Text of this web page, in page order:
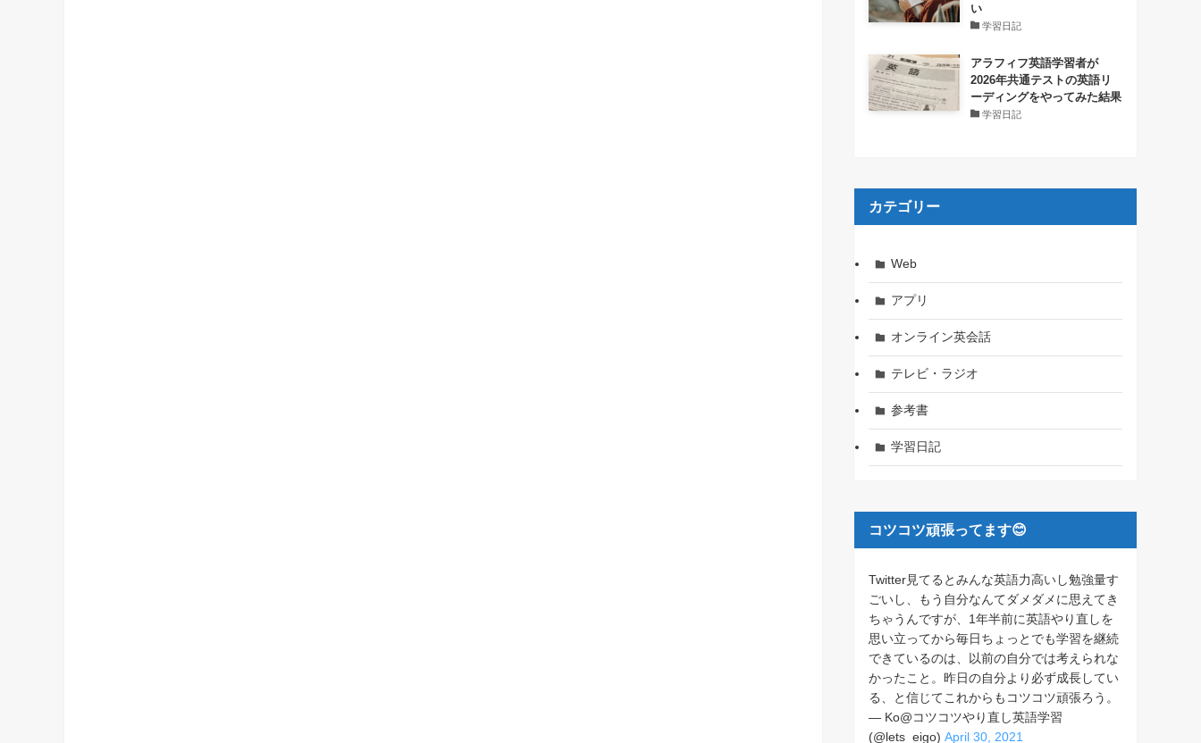
い
学習日記
アラフィフ英語学習者が
2026年共通テストの英語リ
ーディングをやってみた結果
学習日記
カテゴリー
Web
アプリ
オンライン英会話
テレビ・ラジオ
参考書
学習日記
コツコツ頑張ってます😊
Twitter見てるとみんな英語力高いし勉強量す
ごいし、もう自分なんてダメダメに思えてき
ちゃうんですが、1年半前に英語やり直しを
思い立ってから毎日ちょっとでも学習を継続
できているのは、以前の自分では考えられな
かったこと。昨日の自分より必ず成長してい
る、と信じてこれからもコツコツ頑張ろう。
— Ko@コツコツやり直し英語学習
(@lets_eigo) April 30, 2021